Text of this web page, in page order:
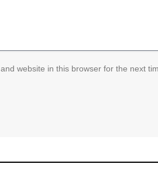
website in this browser for the next